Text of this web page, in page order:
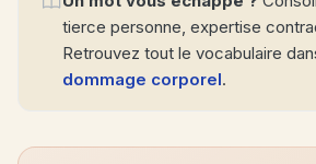
tierce personne, expertise
Retrouvez tout le vocabulaire
dommage corporel.